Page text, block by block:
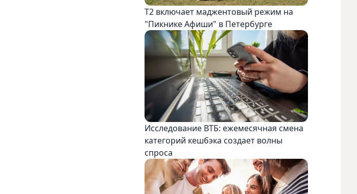
Т2 включает маджентовый режим на
"Пикнике Афиши" в Петербурге
Исследование ВТБ: ежемесячная смена
категорий кешбэка создает волны
спроса